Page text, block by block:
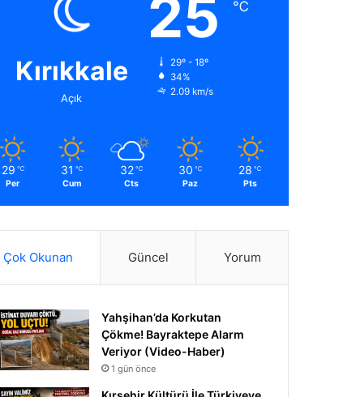
Kırıkkale
Açık
25 ℃
29º - 18º
34%
2.09 km/s
29 ℃
Per
31 ℃
Cum
32 ℃
Cts
30 ℃
Paz
28 ℃
Pts
Çok Okunan Güncel Yorum
Yahşihan’da Korkutan
Çökme! Bayraktepe Alarm
Veriyor (Video-Haber)
1 gün önce